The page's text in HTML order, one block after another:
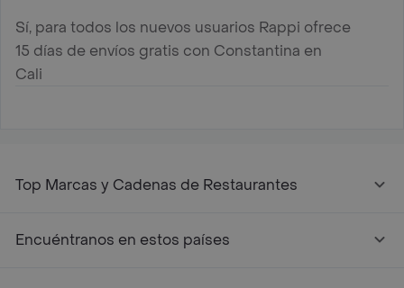
Sí, para todos los nuevos usuarios Rappi ofrece
15 días de envíos gratis con Constantina en
Cali
Top Marcas y Cadenas de Restaurantes
Encuéntranos en estos países